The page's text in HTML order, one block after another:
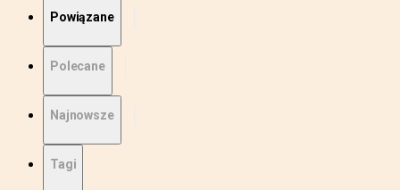
Powiązane
Polecane
Najnowsze
Tagi